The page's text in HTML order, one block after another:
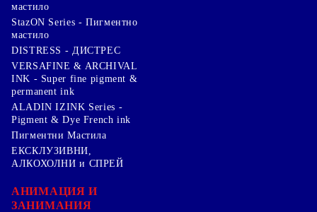
мастило
StazON Series - Пигментно
мастило
DISTRESS - ДИСТРЕС
VERSAFINE & ARCHIVAL
INK - Super fine pigment &
permanent ink
ALADIN IZINK Series -
Pigment & Dye French ink
Пигментни Мастила
ЕКСКЛУЗИВНИ,
АЛКОХОЛНИ и СПРЕЙ
АНИМАЦИЯ И
ЗАНИМАНИЯ